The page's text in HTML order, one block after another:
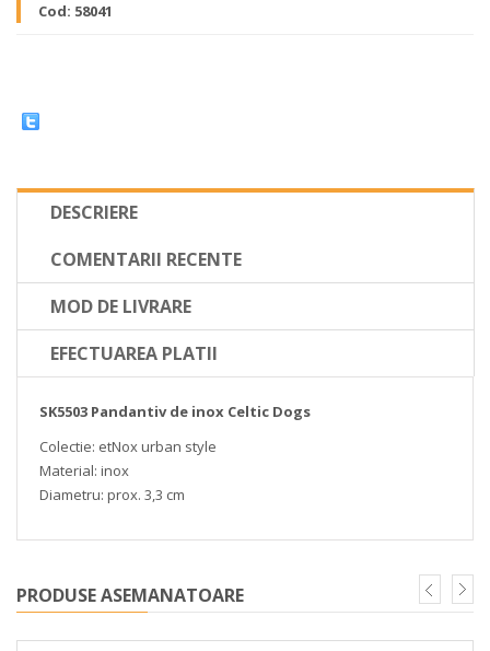
Cod: 58041
DESCRIERE
COMENTARII RECENTE
MOD DE LIVRARE
EFECTUAREA PLATII
SK5503 Pandantiv de inox Celtic Dogs
Colectie: etNox urban style
Material: inox
Diametru: prox. 3,3 cm
PRODUSE ASEMANATOARE